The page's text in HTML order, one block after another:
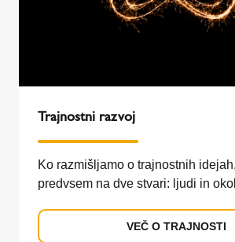
Trajnostni razvoj
Ko razmišljamo o trajnostnih
predvsem na dve stvari: ljudi in
VEČ O TRAJNOSTI